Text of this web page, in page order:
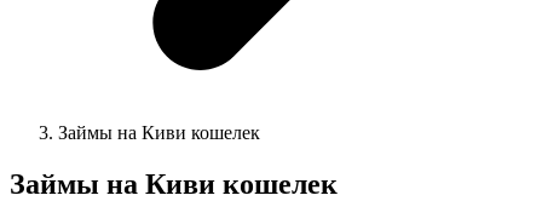
Займы на Киви кошелек
Займы на Киви кошелек